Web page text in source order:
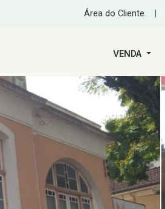
Área do Cliente
VENDA